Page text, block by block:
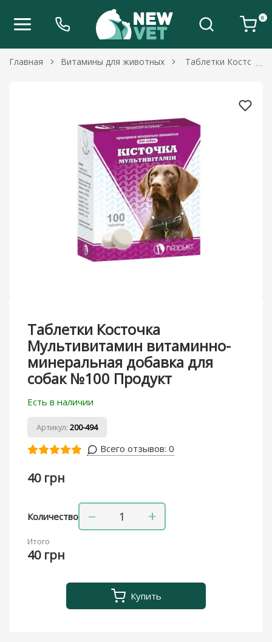
0
Главная Витамины для животных Таблетки
Таблетки Косточка
Мультивитамин витаминно-
минеральная добавка для
собак №100 Продукт
Есть в наличии
Артикул: 200-494
Всего отзывов: 0
40 грн
Количество − +
Итого
40 грн
Купить